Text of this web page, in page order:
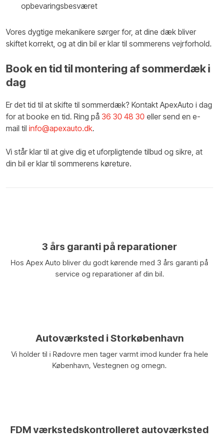
opbevaringsbesværet
Vores dygtige mekanikere sørger for, at dine dæk bliver
skiftet korrekt, og at din bil er klar til sommerens vejrforhold.
​Book en tid til montering af sommerdæk i
dag
Er det tid til at skifte til sommerdæk? Kontakt ApexAuto i dag
for at booke en tid. Ring på36 30 48 30 eller send en e-
mail tilinfo@apexauto.dk.
Vi står klar til at give dig et uforpligtende tilbud og sikre, at
din bil er klar til sommerens køreture.
3 års garanti på reparationer
Hos Apex Auto bliver du godt kørende med 3 års garanti på
service og reparationer af din bil.
​Autoværksted i Storkøbenhavn
Vi holder til i Rødovre men tager varmt imod kunder fra hele
København, Vestegnen og omegn.
FDM værkstedskontrolleret autoværksted